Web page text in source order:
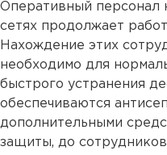
Оперативный персонал
сетях продолжает
Нахождение этих
необходимо для
быстрого устранения
обеспечиваются
дополнительными
защиты, до